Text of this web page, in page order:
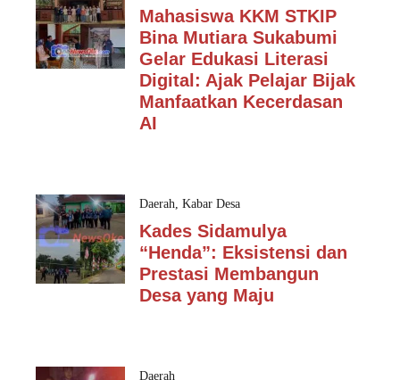
Mahasiswa KKM STKIP
Bina Mutiara Sukabumi
Gelar Edukasi Literasi
Digital: Ajak Pelajar Bijak
Manfaatkan Kecerdasan
AI
Daerah, Kabar Desa
Kades Sidamulya
“Henda”: Eksistensi dan
Prestasi Membangun
Desa yang Maju
Daerah